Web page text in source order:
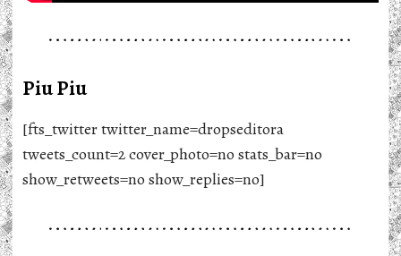
Piu Piu
[fts_twitter twitter_name=dropseditora
tweets_count=2 cover_photo=no stats_bar=no
show_retweets=no show_replies=no]